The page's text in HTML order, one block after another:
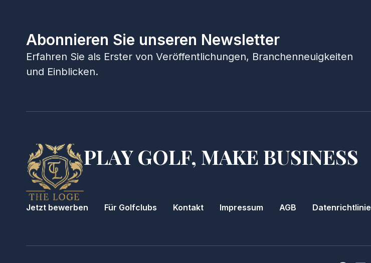
Abonnieren Sie unseren Newsletter
Erfahren Sie als Erster von Veröffentlichungen, Branchenneuigkeiten
und Einblicken.
PLAY GOLF, MAKE BUSINESS
Jetzt bewerben Für Golfclubs Kontakt Impressum AGB Datenrichtlinie